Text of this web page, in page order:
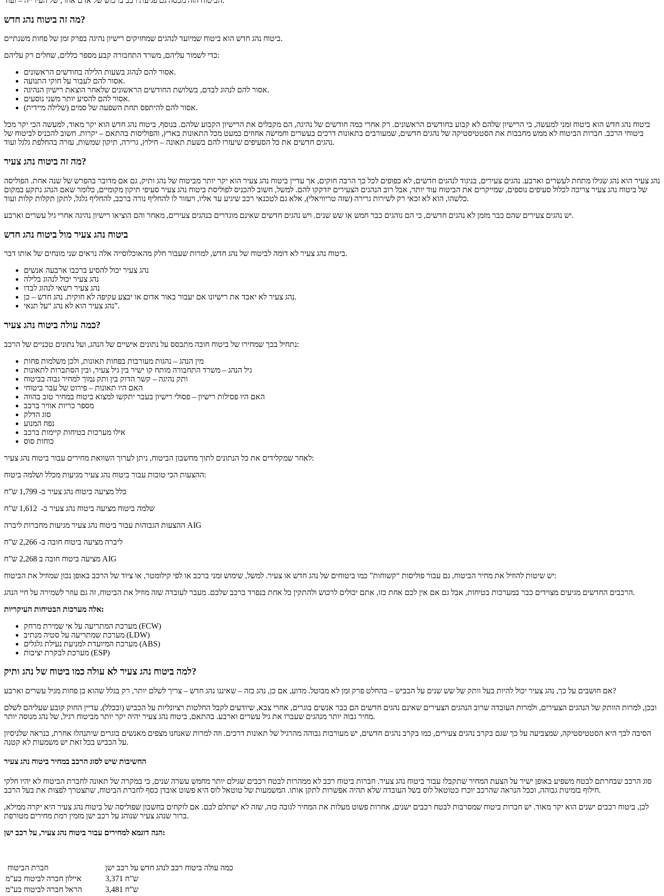
מה זה ביטוח נהג חדש?
ביטוח נהג חדש הוא ביטוח שמיועד לנהגים שמחזיקים רישיון נהיגה בפרק זמן של פחות משנתיים.
כדי לשמור עליהם, משרד התחבורה קבע מספר כללים, שחלים רק עליהם:
אסור להם לנהוג בשעות הלילה בחודשים הראשונים.
אסור להם לעבור על חוקי התנועה.
אסור להם לנהוג לבדם, בשלושת החודשים הראשונים שלאחר הוצאת רישיון הנהיגה.
אסור להם להסיע יותר משני נוסעים.
אסור להם להיתפס תחת השפעה של סמים (שלילה מיידית).
ביטוח נהג חדש הוא ביטוח זמני למעשה, כי הרישיון שלהם לא קבוע בחודשים הראשונים. רק אחרי כמה חודשים של נהיגה, הם מקבלים את הרישיון הקבוע שלהם. בנוסף, ביטוח נהג חדש הוא יקר מאוד, למעשה הכי יקר מכל
ביטוחי הרכב. חברות הביטוח לא ממש מחבבות את הסטטיסטיקה של נהגים חדשים, שמעורבים בתאונות דרכים בעשרים וחמישה אחוזים כמעט מכל התאונות בארץ, והפוליסות בהתאם – יקרות. חשוב להכניס לביטוח של
נהגים חדשים את כל הסעיפים שיעזרו להם בשעת תאונה – חילוץ, גרירה, תיקון שמשות, עזרה בהחלפת גלגל ועוד.
מה זה ביטוח נהג צעיר?
נהג צעיר הוא נהג שגילו מתחת לעשרים וארבע. נהגים צעירים, בניגוד לנהגים חדשים, לא כפופים לכל כך הרבה חוקים, אך עדיין ביטוח נהג צעיר הוא יקר יותר מביטוח של נהג ותיק, גם אם מדובר בהפרש של שנה אחת. הפוליסה
של ביטוח נהג צעיר צריכה לכלול סעיפים נוספים, שמייקרים את הביטוח עוד יותר, אבל רוב הנהגים הצעירים יזדקקו להם. למשל, חשוב להכניס לפוליסת ביטוח נהג צעיר סעיפי תיקון מקומיים, כלומר שאם הנהג נתקע במקום
כלשהו, הוא לא זכאי רק לשירות גרירה (שזה טריוויאלי), אלא גם לטכנאי רכב שיגיע עד אליו, ויעזור לו להחליף נורה ברכב, להחליף גלגל, לתקן תקלות קלות ועוד.
יש נהגים צעירים שהם כבר מזמן לא נהגים חדשים, כי הם נוהגים כבר חמש או שש שנים. ויש נהגים חדשים שאינם מוגדרים כנהגים צעירים, מאחר והם הוציאו רישיון נהיגה אחרי גיל עשרים וארבע.
ביטוח נהג צעיר מול ביטוח נהג חדש
ביטוח נהג צעיר לא דומה לביטוח של נהג חדש, למרות שעבור חלק מהאוכלוסייה אלה נראים שני מונחים של אותו דבר.
נהג צעיר יכול להסיע ברכבו ארבעה אנשים
נהג צעיר יכול לנהוג בלילה
נהג צעיר רשאי לנהוג לבדו
נהג צעיר לא יאבד את רישיונו אם יעבור באור אדום או יבצע עקיפה לא חוקית. נהג חדש – כן.
נהג צעיר הוא לא נהג “על תנאי”.
כמה עולה ביטוח נהג צעיר?
נתחיל בכך שמחירו של ביטוח חובה מתבסס על נתונים אישיים של הנהג, ועל נתונים טכניים של הרכב:
מין הנהג – נהגות מעורבות בפחות תאונות, ולכן משלמות פחות
גיל הנהג – משרד התחבורה מותח קו ישיר בין גיל צעיר, ובין הסתברות לתאונות
ותק נהיגה – קשר הדוק בין ותק נמוך למחיר גבוה בביטוח
האם היו תאונות – פירוט של עבר ביטוחי
האם היו פסילות רישיון – פסולי רישיון בעבר יתקשו למצוא ביטוח במחיר טוב בהווה
מספר כריות אוויר ברכב
סוג הדלק
נפח המנוע
אילו מערכות בטיחות קיימות ברכב
כוחות סוס
לאחר שמקלידים את כל הנתונים לתוך מחשבון הביטוח, ניתן לערוך השוואת מחירים עבור ביטוח נהג צעיר:
ההצעות הכי טובות עבור ביטוח נהג צעיר מגיעות מכלל ושלמה ביטוח:
כלל מציעה ביטוח נהג צעיר ב- 1,799 ש”ח
שלמה ביטוח מציעה ביטוח נהג צעיר ב- 1,612 ש”ח
ההצעות הגבוהות עבור ביטוח נהג צעיר מגיעות מחברות ליברה AIG
ליברה מציעה ביטוח חובה ב- 2,266 ש”ח
מציעה ביטוח חובה ב 2,268 ש”ח AIG
יש שיטות להוזיל את מחיר הביטוח, גם עבור פוליסות “קשוחות” כמו ביטוחים של נהג חדש או צעיר. למשל, שימוש זמני ברכב או לפי קילומטר, או ציוד של הרכב באופן נכון שמוזיל את הביטוח:
הרכבים החדשים מגיעים מצוידים כבר במערכות בטיחות, אבל גם אם אין לכם אחת כזו, אתם יכולים לרכוש ולהתקין כל אחת בנפרד ברכב שלכם. מעבר לעובדה שזה מוזיל את הביטוח, זה גם עוזר לשמירה על חיי הנהג.
אלה מערכות הבטיחות העיקריות:
מערכת המתריעה על אי שמירת מרחק (FCW)
מערכת שמתריעה על סטיה מנתיב (LDW)
מערכת המיועדת למניעת נעילת גלגלים (ABS)
מערכת לבקרת יציבות (ESP)
למה ביטוח נהג צעיר לא עולה כמו ביטוח של נהג ותיק?
אם חושבים על כך, נהג צעיר יכול להיות בעל וותק של שש שנים על הכביש – בהחלט פרק זמן לא מבוטל. מדוע, אם כן, נהג כזה – שאיננו נהג חדש – צריך לשלם יותר, רק בגלל שהוא בן פחות מגיל עשרים וארבע?
ובכן, למרות הוותק של הנהגים הצעירים, ולמרות העובדה שרוב הנהגים הצעירים שאינם נהגים חדשים הם כבר אנשים בוגרים, אחרי צבא, שיודעים לקבל החלטות רציונליות על הכביש (ובכלל), עדיין החוק קובע שעליהם לשלם
מחיר גבוה יותר מנהגים שעברו את גיל עשרים וארבע. בהתאם, ביטוח נהג צעיר יהיה יקר יותר מביטוח רגיל, של נהג מנוסה יותר.
הסיבה לכך היא הסטטיסטיקה, שמצביעה על כך שגם בקרב נהגים צעירים, כמו בקרב נהגים חדשים, יש מעורבות גבוהה מהרגיל של תאונות דרכים. וזה למרות שאנחנו מצפים מאנשים בוגרים שיתנהלו אחרת, כנראה שלניסיון
על הכביש בכל זאת יש משמעות לא קטנה.
החשיבות שיש לסוג הרכב במחיר ביטוח נהג צעיר
סוג הרכב שבחרתם לבטח משפיע באופן ישיר על הצעת המחיר שתקבלו עבור ביטוח נהג צעיר. חברות ביטוח רכב לא ממהרות לבטח רכבים שגילם יותר מחמש עשרה שנים, כי במקרה של תאונה לחברת הביטוח לא יהיו חלקי
חילוף בזמינות גבוהה, וככל הנראה שהרכב יוכרז כטוטאל לוס בשל העובדה שלא תהיה אפשרות לתקן אותו. המשמעות של טוטאל לוס היא פשוט אובדן כסף לחברת הביטוח, שתצטרך לפצות את בעל הרכב.
לכן, ביטוח רכבים ישנים הוא יקר מאוד. יש חברות ביטוח שמסרבות לבטח רכבים ישנים, אחרות פשוט מעלות את המחיר לגובה כזה, שזה לא ישתלם לכם. אם לוקחים בחשבון שפוליסה של ביטוח נהג צעיר היא יקרה ממילא,
ברור שנהג צעיר שנוהג על רכב ישן מזמין רמת מחירים מטורפת.
הנה דוגמא למחירים עבור ביטוח נהג צעיר, על רכב ישן:
חברת הביטוח
כמה עולה ביטוח רכב לנהג חדש על רכב ישן
איילון חברה לביטוח בע”מ
3,371 ש”ח
הראל חברה לביטוח בע”מ
3,481 ש”ח